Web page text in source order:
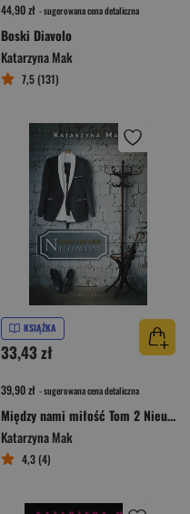
44,90 zł - sugerowana cena detaliczna
Boski Diavolo
Katarzyna Mak
7,5 (131)
KSIĄŻKA
33,43 zł
39,90 zł - sugerowana cena detaliczna
Między nami miłość Tom 2 Nieuchwytny
Katarzyna Mak
4,3 (4)